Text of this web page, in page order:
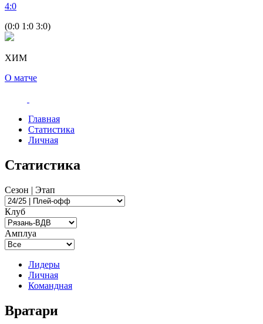
4:0
(0:0 1:0 3:0)
ХИМ
О матче
Главная
Статистика
Личная
Статистика
Сезон | Этап
Клуб
Амплуа
Лидеры
Личная
Командная
Вратари